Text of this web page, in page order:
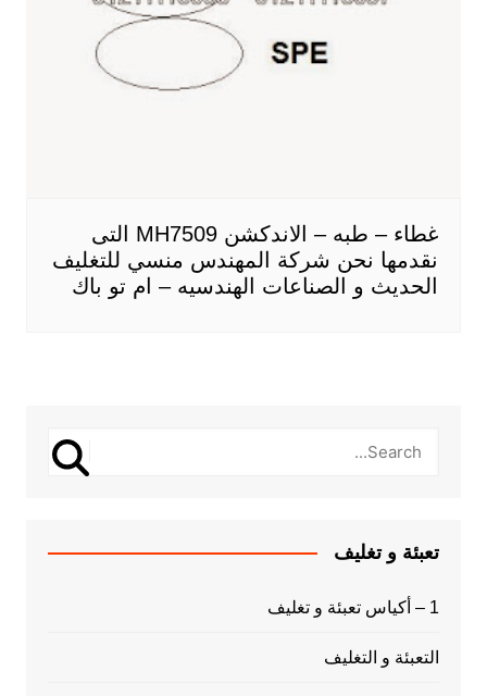
غطاء – طبه – الاندكشن MH7509 التى
نقدمها نحن شركة المهندس منسي للتغليف
الحديث و الصناعات الهندسيه – ام تو باك
تعبئة و تغليف
1 – أكياس تعبئة و تغليف
التعبئة و التغليف